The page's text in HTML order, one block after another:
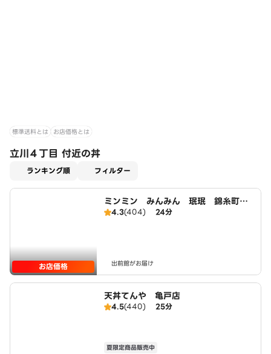
標準送料とは お店価格とは
立川４丁目 付近の丼
ランキング順 フィルター
お店価格
ミンミン みんみん 珉珉 錦糸町
店 （中華・餃子）
4.3(404) 24分
出前館がお届け
天丼てんや 亀戸店
4.5(440) 25分
夏限定商品販売中